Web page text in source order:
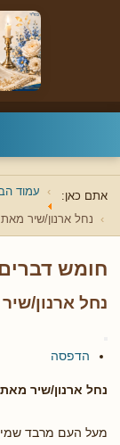
אתם כאן: עמוד
נחל ארנון/שיר
חומש
נחל ארנון/
הדפסה
נחל ארנון/שיר
מעל העם מרבד